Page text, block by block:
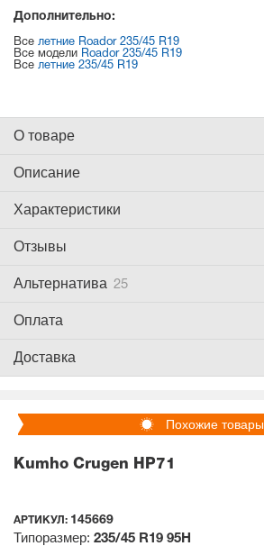
Дополнительно:
Все летние Roador 235/45 R19
Все модели Roador 235/45 R19
Все летние 235/45 R19
О товаре
Описание
Характеристики
Отзывы
Альтернатива 25
Оплата
Доставка
Похожие товары
Kumho Crugen HP71
АРТИКУЛ: 145669
Типоразмер: 235/45 R19 95H